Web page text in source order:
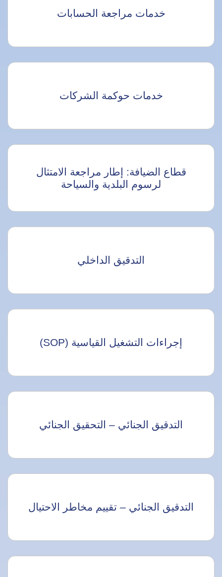
خدمات مراجعة الحسابات
خدمات حوكمة الشركات
قطاع الضيافة: إطار مراجعة الامتثال
لرسوم البلدية والسياحة
التدقيق الداخلي
إجراءات التشغيل القياسية (SOP)
التدقيق الجنائي – التحقيق الجنائي
التدقيق الجنائي – تقييم مخاطر الاحتيال